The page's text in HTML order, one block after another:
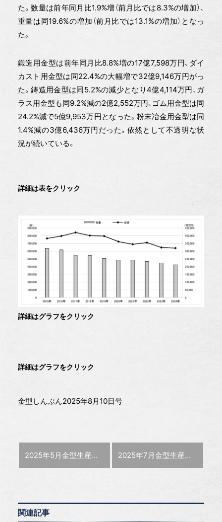
た。数量は前年同月比1.9%増（前月比では8.3%の増加）、
重量は同19.6%の増加（前月比では13.1%の増加）となっ
た。
鍛造用金型は前年同月比8.8%増の17億7,598万円、ダイ
カスト用金型は同22.4%の大幅増で32億9,146万円がっ
た。鋳造用金型は同5.2%の減少となり4億4,114万円、ガ
ラス用金型も同9.2%減の2億2,552万円、ゴム用金型は同
24.2%減で5億9,953万円となった。粉末冶金用金型は同
1.4%減の3億6,436万円だった。依然として不透明な状
況が続いている。
詳細は表をクリック
詳細はグラフをクリック
詳細はグラフをクリック
金型しんぶん2025年8月10日号
前の記事 :
2025年5月金型生産実績 前年同月比 21.2％減の295億円 次の記事 :
2025年7月金型生産実績 前年同月比 1.7％増の249億円
関連記事